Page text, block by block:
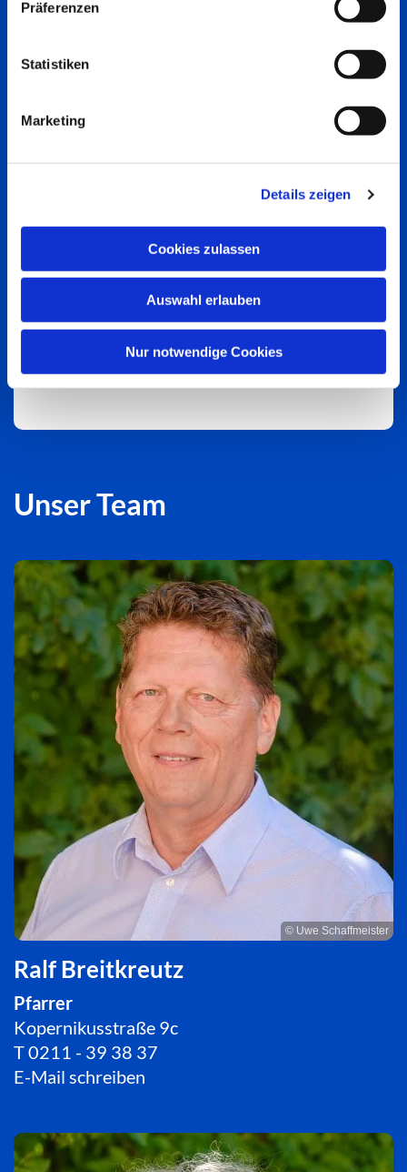
Präferenzen
Statistiken
Marketing
Details zeigen
Cookies zulassen
Auswahl erlauben
Nur notwendige Cookies
Unser Team
© Uwe Schaffmeister
Ralf Breitkreutz
Pfarrer
Kopernikusstraße 9c
T0211 - 39 38 37
E-Mail schreiben